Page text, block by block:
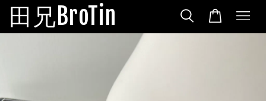
田兄BroTin